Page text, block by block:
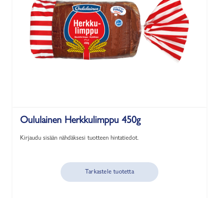
Oululainen Herkkulimppu 450g
Kirjaudu sisään nähdäksesi tuotteen hintatiedot.
Tarkastele tuotetta